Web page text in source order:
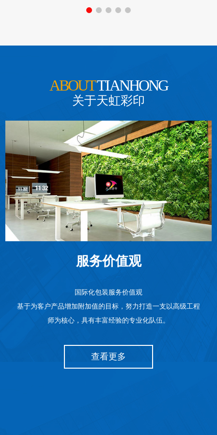
ABOUTTIANHONG
关于天虹彩印
服务价值观
国际化包装服务价值观
基于为客户产品增加附加值的目标，努力打造一支以高级工程
师为核心，具有丰富经验的专业化队伍。
查看更多